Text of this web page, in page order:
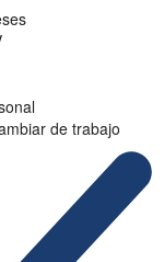
de trabajo